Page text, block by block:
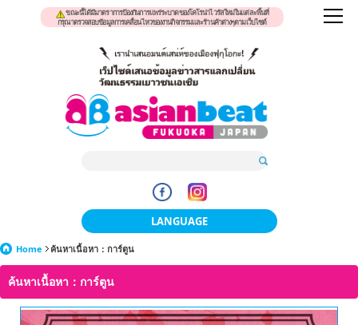
ขณะนี้ได้มีมาตราการป้องกันการแพร่ระบาดของโคโรน่าไวรัสใหม่ในแต่ละพื้นที่
กรุณาตรวจสอบข้อมูลการเคลื่อนไหวของงานกิจกรรมและร้านค้าต่างๆตามเว็บไซต์
LANGUAGE
簡体中文
Home ค้นหาเนื้อหา：การ์ตูน
ค้นหาเนื้อหา：การ์ตูน